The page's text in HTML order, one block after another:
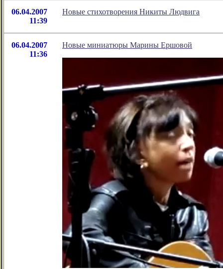
06.04.2007
11:39
Новые стихотворения Никиты Людвига
06.04.2007
11:36
Новые миниатюры Марины Ершовой